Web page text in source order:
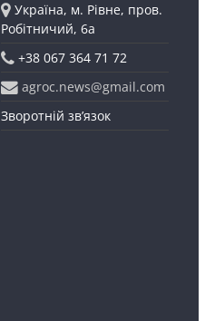
Україна, м. Рівне, пров.
Робітничий, 6а
+38 067 364 71 72
agroc.news@gmail.com
Зворотній зв’язок